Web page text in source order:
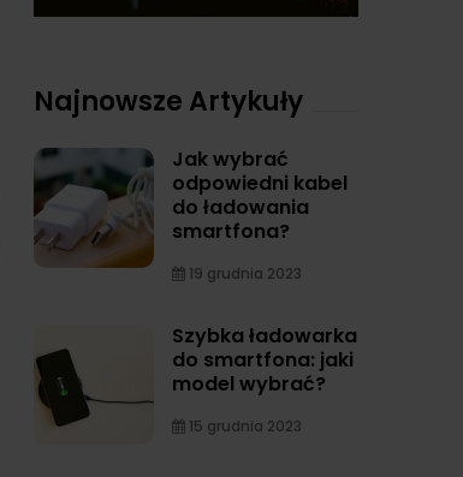
Najnowsze Artykuły
Jak wybrać
odpowiedni kabel
do ładowania
smartfona?
19 grudnia 2023
Szybka ładowarka
do smartfona: jaki
model wybrać?
15 grudnia 2023